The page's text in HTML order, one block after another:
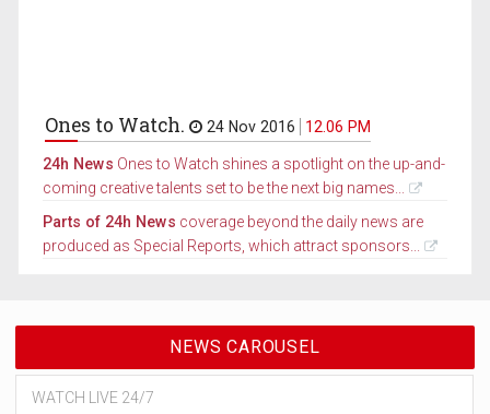
Ones to Watch. 24 Nov 2016 12.06 PM
24h News Ones to Watch shines a spotlight on the up-and-
coming creative talents set to be the next big names...
Parts of 24h News coverage beyond the daily news are
produced as Special Reports, which attract sponsors...
NEWS CAROUSEL
WATCH LIVE 24/7